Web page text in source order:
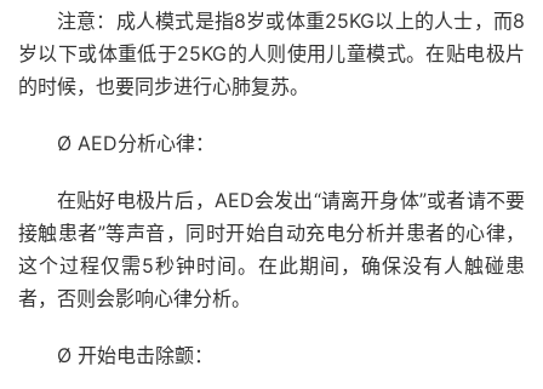
注意：成人模式是指8岁或体重25KG以上的人士，而8
岁以下或体重低于25KG的人则使用儿童模式。在贴电极片
的时候，也要同步进行心肺复苏。
Ø AED分析心律：
在贴好电极片后，AED会发出“请离开身体”或者请不要
接触患者”等声音，同时开始自动充电分析并患者的心律，
这个过程仅需5秒钟时间。在此期间，确保没有人触碰患
者，否则会影响心律分析。
Ø 开始电击除颤：